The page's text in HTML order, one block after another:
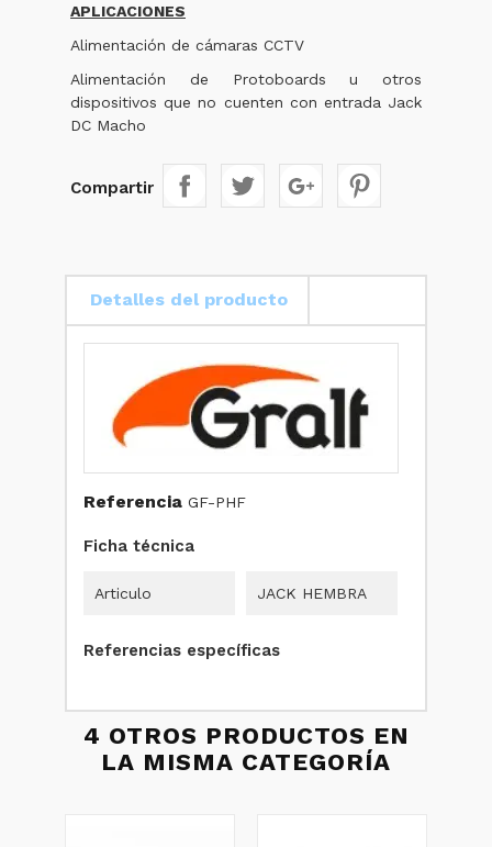
APLICACIONES
Alimentación de cámaras CCTV
Alimentación de Protoboards u otros
dispositivos que no cuenten con entrada Jack
DC Macho
Compartir
Detalles del producto
Referencia GF-PHF
Ficha técnica
Articulo JACK HEMBRA
Referencias específicas
4 OTROS PRODUCTOS EN
LA MISMA CATEGORÍA